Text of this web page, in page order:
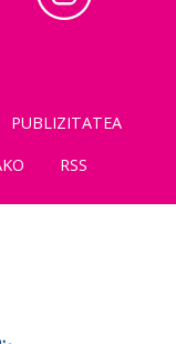
PUBLIZITATEA
RSS